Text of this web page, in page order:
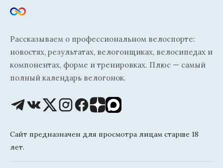
Рассказываем о профессиональном велоспорте:
новостях, результатах, велогонщиках, велосипедах и
компонентах, форме и тренировках. Плюс — самый
полный календарь велогонок.
Сайт предназначен для просмотра лицам старше 18
лет.